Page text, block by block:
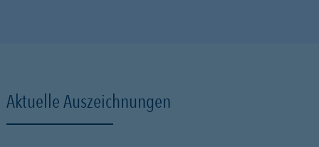
Aktuelle Auszeichnungen